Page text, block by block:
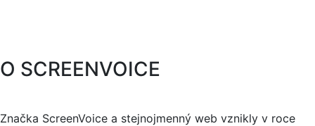
O SCREENVOICE
Značka ScreenVoice a stejnojmenný web vznikly v roce